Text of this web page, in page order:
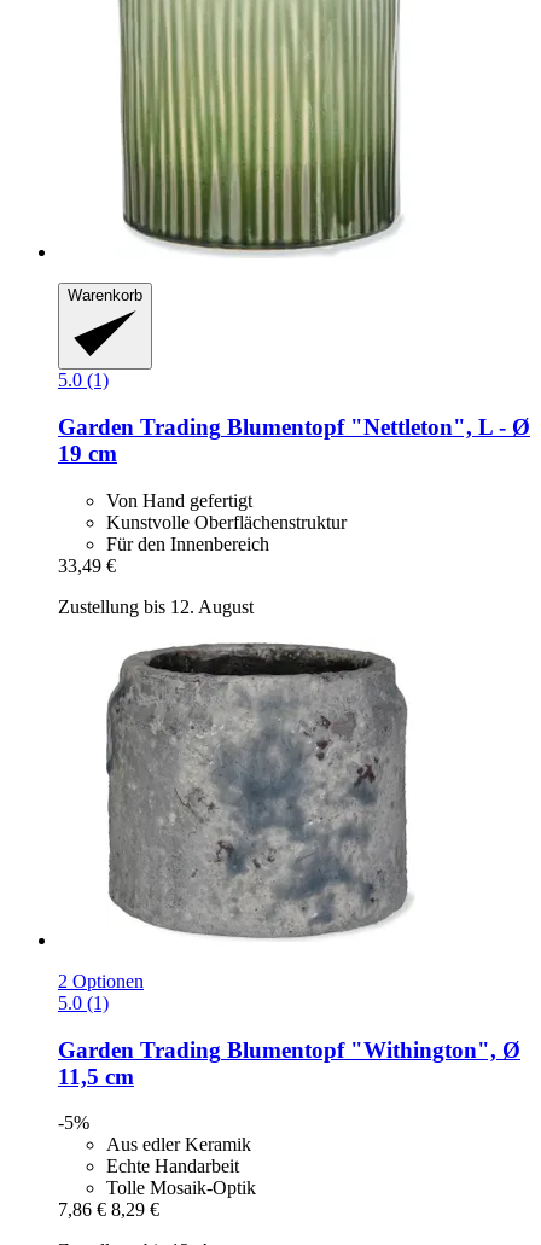
Warenkorb
5.0 (1)
Garden Trading Blumentopf "Nettleton", L -​ Ø
19 cm
Von Hand gefertigt
Kunstvolle Oberflächenstruktur
Für den Innenbereich
33,49 €
Zustellung bis 12. August
2 Optionen
5.0 (1)
Garden Trading Blumentopf "Withington", Ø
11,5 cm
-5%
Aus edler Keramik
Echte Handarbeit
Tolle Mosaik-Optik
7,86 € 8,29 €